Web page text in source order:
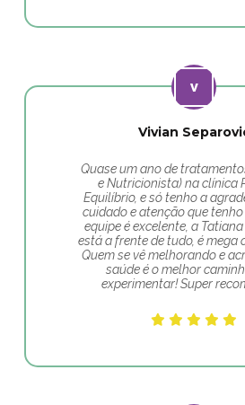
Vivian
Quase um ano de
e Nutricionista) na clínica
Equilíbrio, e só tenho a
cuidado e atenção que tenho
equipe é excelente, a
está a frente de tudo, é mega
Quem se vê melhorando e
saúde é o melhor
experimentar! Super